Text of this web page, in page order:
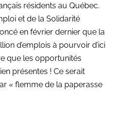
résidents au Québec.
et de la Solidarité
en février dernier que la
d’emplois à pourvoir d’ici
que les opportunités
présentes ! Ce serait
« flemme de la paperasse